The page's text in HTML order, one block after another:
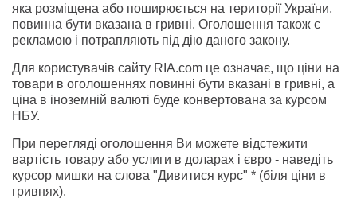
яка розміщена або поширюється на території України,
повинна бути вказана в гривні. Оголошення також є
рекламою і потрапляють під дію даного закону.
Для користувачів сайту RIA.com це означає, що ціни на
товари в оголошеннях повинні бути вказані в гривні, а
ціна в іноземній валюті буде конвертована за курсом
НБУ.
При перегляді оголошення Ви можете відстежити
вартість товару або услиги в доларах і євро - наведіть
курсор мишки на слова "Дивитися курс" * (біля ціни в
гривнях).